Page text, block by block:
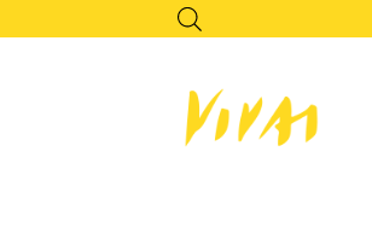
to